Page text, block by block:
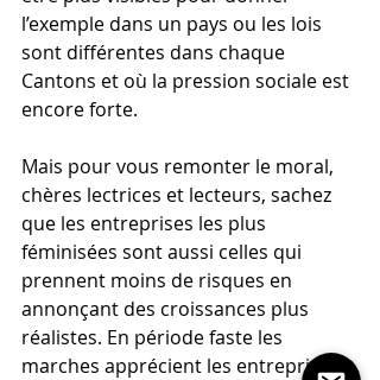
l’exemple dans un pays ou les lois
sont différentes dans chaque
Cantons et où la pression sociale est
encore forte.
Mais pour vous remonter le moral,
chères lectrices et lecteurs, sachez
que les entreprises les plus
féminisées sont aussi celles qui
prennent moins de risques en
annonçant des croissances plus
réalistes. En période faste les
marches apprécient les entreprises